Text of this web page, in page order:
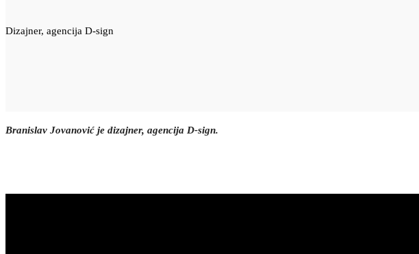
Dizajner, agencija D-sign
Branislav Jovanović je dizajner, agencija D-sign.